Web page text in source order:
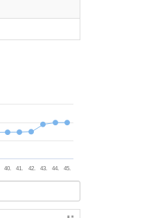
40. 41. 42. 43. 44. 45.